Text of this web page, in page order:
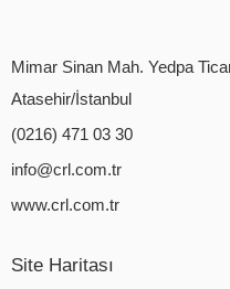
Mimar Sinan Mah. Yedpa
Atasehir/İstanbul
(0216) 471 03 30
info@crl.com.tr
www.crl.com.tr
Site Haritası